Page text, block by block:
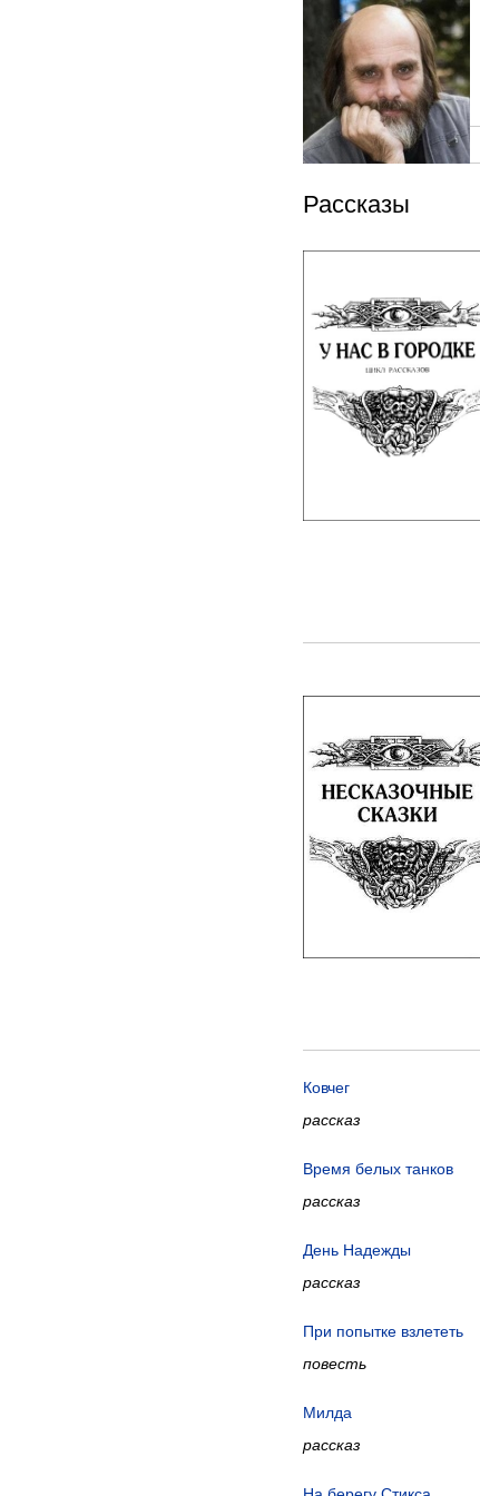
Рассказы
Ковчег
рассказ
Время белых танков
рассказ
День Надежды
рассказ
При попытке взлететь
повесть
Милда
рассказ